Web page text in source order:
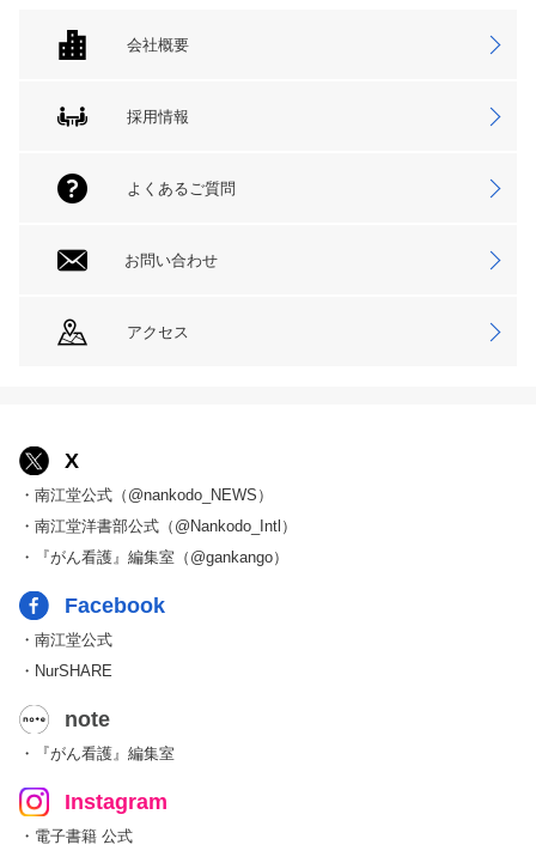
会社概要
採用情報
よくあるご質問
お問い合わせ
アクセス
X
・南江堂公式（@nankodo_NEWS）
・南江堂洋書部公式（@Nankodo_Intl）
・『がん看護』編集室（@gankango）
Facebook
・南江堂公式
・NurSHARE
note
・『がん看護』編集室
Instagram
・電子書籍 公式